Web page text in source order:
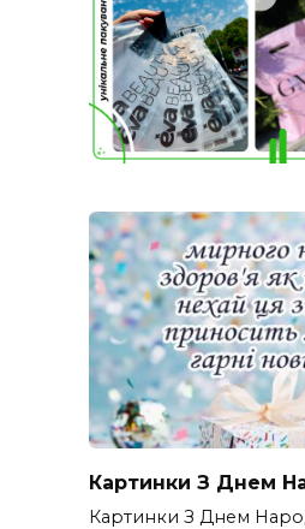
Картинки З Днем
Картинки З Днем